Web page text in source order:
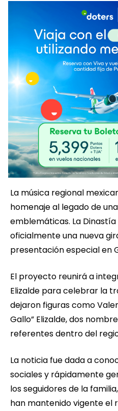
La música regional
homenaje al legado de
emblemáticas. La Dinastía
oficialmente una nueva
presentación especial en
El proyecto reunirá a
Elizalde para celebrar la
dejaron figuras como
Gallo” Elizalde, dos
referentes dentro del
La noticia fue dada a
sociales y rápidamente
los seguidores de la
han mantenido vigente el